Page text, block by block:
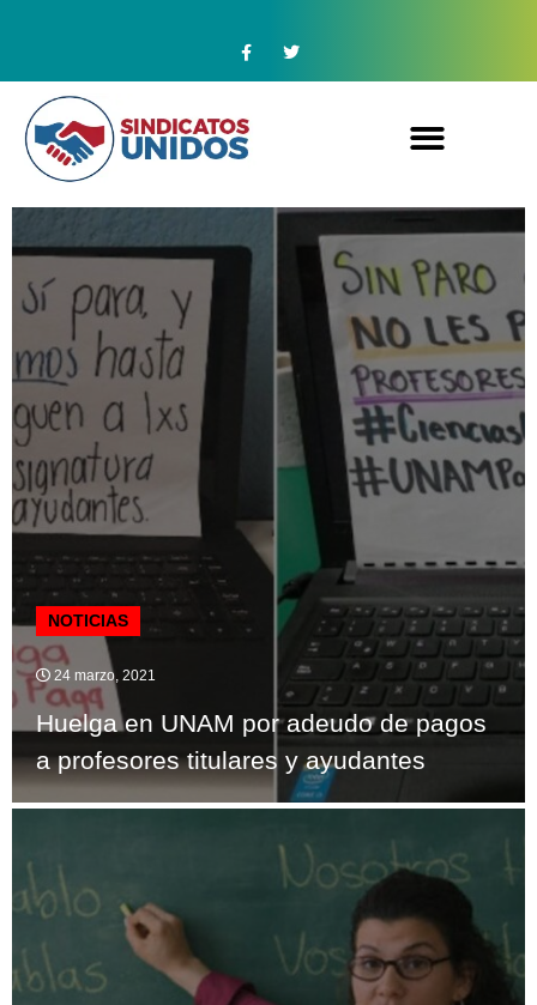
NOTICIAS
24 marzo, 2021
Huelga en UNAM por adeudo de pagos
a profesores titulares y ayudantes